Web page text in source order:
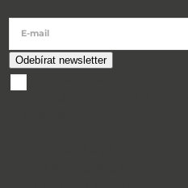
E-mail